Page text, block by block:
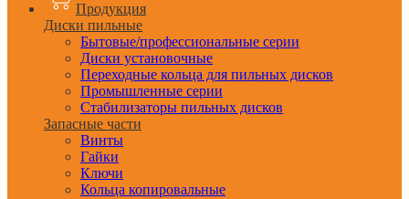
Продукция
Диски пильные
Бытовые/профессиональные серии
Диски установочные
Переходные кольца для пильных дисков
Промышленные серии
Стабилизаторы пильных дисков
Запасные части
Винты
Гайки
Ключи
Кольца копировальные